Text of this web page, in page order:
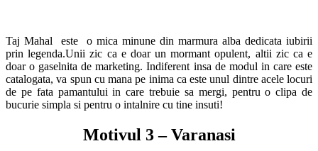
Taj Mahal este o mica minune din marmura alba dedicata iubirii
prin legenda.Unii zic ca e doar un mormant opulent, altii zic ca e
doar o gaselnita de marketing. Indiferent insa de modul in care este
catalogata, va spun cu mana pe inima ca este unul dintre acele locuri
de pe fata pamantului in care trebuie sa mergi, pentru o clipa de
bucurie simpla si pentru o intalnire cu tine insuti!
Motivul 3 – Varanasi